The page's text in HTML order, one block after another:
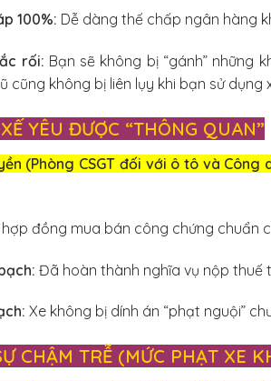
100%: Dễ dàng thế chấp ngân hàng
rối: Bạn sẽ không bị “gánh” những
cũng không bị liên lụy khi bạn sử dụng
YÊU ĐƯỢC “THÔNG QUAN”
(Phòng CSGT đối với ô tô và
hợp đồng mua bán công chứng chuẩn
Đã hoàn thành nghĩa vụ nộp thuế
Xe không bị dính án “phạt nguội”
CHẬM TRỄ (MỨC PHẠT XE